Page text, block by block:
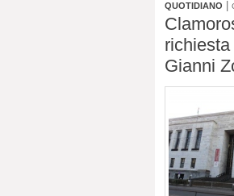
QUOTIDIANO
Gianni